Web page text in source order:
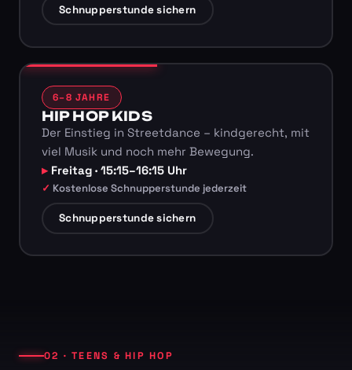
Schnupperstunde sichern
6–8 JAHRE
HIP HOP KIDS
Der Einstieg in Streetdance – kindgerecht, mit
viel Musik und noch mehr Bewegung.
Freitag · 15:15–16:15 Uhr
Kostenlose Schnupperstunde jederzeit
Schnupperstunde sichern
02 · TEENS & HIP HOP